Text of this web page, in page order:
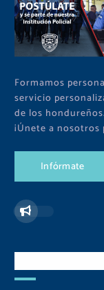
Formamos
servicio
de los hondureños.
¡Únete a
Infórmate